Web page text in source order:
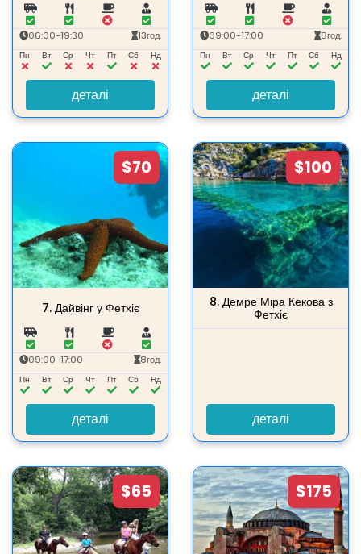
06:00-19:30 13год.
Пн Вт Ср Чт Пт Сб Нд
деталі
09:00-17:00 8год.
Пн Вт Ср Чт Пт Сб Нд
деталі
$70
7. Дайвінг у Фетхіє
09:00-17:00 8год.
Пн Вт Ср Чт Пт Сб Нд
деталі
$100
8. Демре Міра Кекова з
Фетхіє
деталі
$65 $175